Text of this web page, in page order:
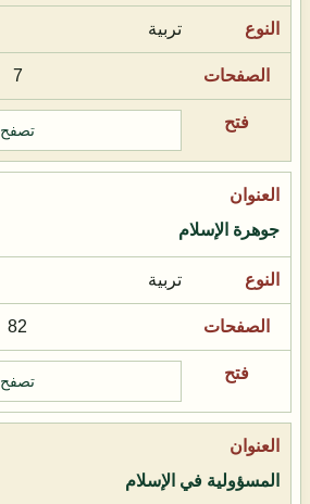
تربية
7
تصفح
جوهرة الإسلام
تربية
82
تصفح
المسؤولية في الإسلام